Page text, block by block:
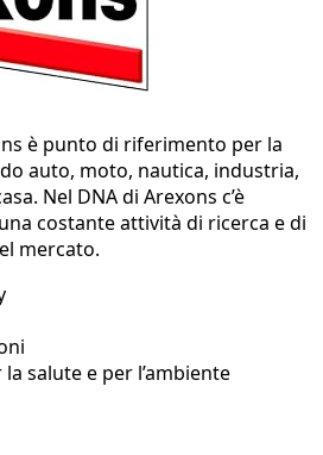
è punto di riferimento per la
auto, moto, nautica, industria,
Nel DNA di Arexons c’è
costante attività di ricerca e di
mercato.
salute e per l’ambiente